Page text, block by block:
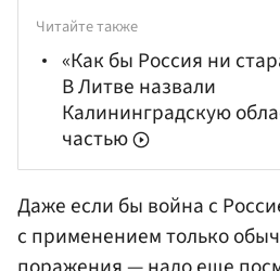
Читайте также
«Как бы Россия ни
В Литве назвали
Калининградскую
частью
Даже если бы война с
с применением только